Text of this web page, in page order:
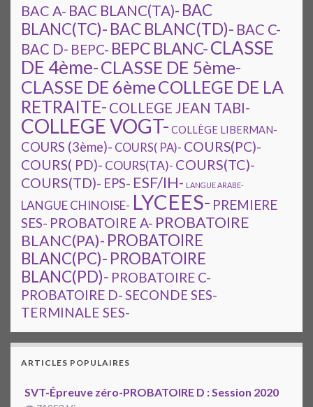
BAC A- BAC BLANC(TA)- BAC
BLANC(TC)- BAC BLANC(TD)- BAC C-
BAC D- BEPC- BEPC BLANC-CLASSE
DE 4ème-CLASSE DE 5ème-
CLASSE DE 6èmeCOLLEGE DE LA
RETRAITE- COLLEGE JEAN TABI-
COLLEGE VOGT- COLLÈGE LIBERMAN-
COURS (3ème)- COURS( PA)- COURS(PC)-
COURS( PD)- COURS(TA)- COURS(TC)-
COURS(TD)- EPS- ESF/IH- LANGUE ARABE-
LANGUE CHINOISE- LYCEES- PREMIERE
SES- PROBATOIRE A- PROBATOIRE
BLANC(PA)- PROBATOIRE
BLANC(PC)- PROBATOIRE
BLANC(PD)- PROBATOIRE C-
PROBATOIRE D-SECONDE SES-
TERMINALE SES-
ARTICLES POPULAIRES
SVT-Épreuve zéro-PROBATOIRE D : Session 2020